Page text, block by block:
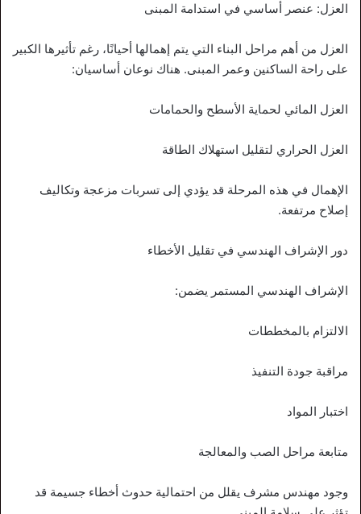
العزل: عنصر أساسي في استدامة المبنى
العزل من أهم مراحل البناء التي يتم إهمالها أحيانًا، رغم تأثيرها الكبير
على راحة الساكنين وعمر المبنى. هناك نوعان أساسيان:
العزل المائي لحماية الأسطح والحمامات
العزل الحراري لتقليل استهلاك الطاقة
الإهمال في هذه المرحلة قد يؤدي إلى تسربات مزعجة وتكاليف
إصلاح مرتفعة.
دور الإشراف الهندسي في تقليل الأخطاء
الإشراف الهندسي المستمر يضمن:
الالتزام بالمخططات
مراقبة جودة التنفيذ
اختبار المواد
متابعة مراحل الصب والمعالجة
وجود مهندس مشرف يقلل من احتمالية حدوث أخطاء جسيمة قد